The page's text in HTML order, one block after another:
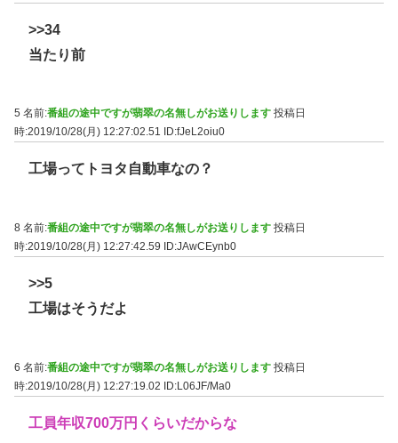
>>34
当たり前
5 名前:番組の途中ですが翡翠の名無しがお送りします 投稿日
時:2019/10/28(月) 12:27:02.51
ID:fJeL2oiu0
工場ってトヨタ自動車なの？
8 名前:番組の途中ですが翡翠の名無しがお送りします 投稿日
時:2019/10/28(月) 12:27:42.59
ID:JAwCEynb0
>>5
工場はそうだよ
6 名前:番組の途中ですが翡翠の名無しがお送りします 投稿日
時:2019/10/28(月) 12:27:19.02 ID:L06JF/Ma0
工員年収700万円くらいだからな